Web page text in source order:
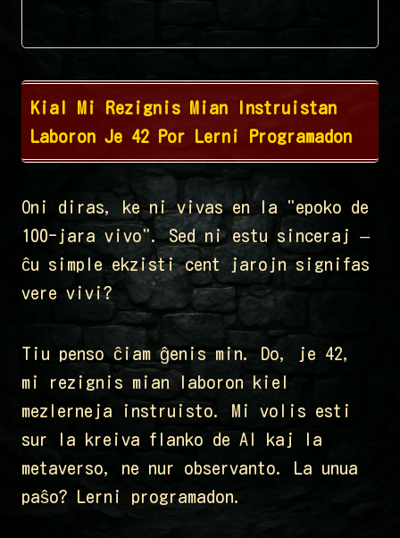
Kial Mi Rezignis Mian Instruistan
Laboron Je 42 Por Lerni Programadon
Oni diras, ke ni vivas en la "epoko de
100-jara vivo". Sed ni estu sinceraj –
ĉu simple ekzisti cent jarojn signifas
vere vivi?
Tiu penso ĉiam ĝenis min. Do, je 42,
mi rezignis mian laboron kiel
mezlerneja instruisto. Mi volis esti
sur la kreiva flanko de AI kaj la
metaverso, ne nur observanto. La unua
paŝo? Lerni programadon.